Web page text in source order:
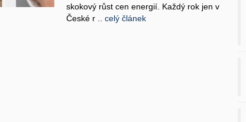
skokový růst cen energií. Každý rok jen v
České r .. celý článek